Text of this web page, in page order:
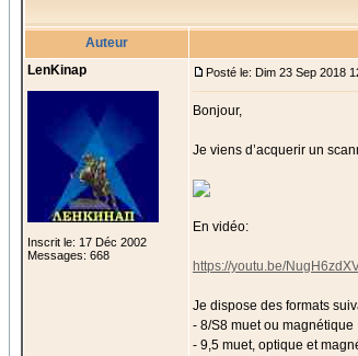
Auteur
LenKinap
Inscrit le: 17 Déc 2002
Messages: 668
Posté le: Dim 23 Sep 2018
Bonjour,
Je viens d’acquerir un
En vidéo:
https://youtu.be/
Je dispose des formats
- 8/S8 muet ou magnétique
- 9,5 muet, optique et